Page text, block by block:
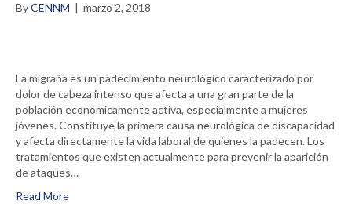
ByCENNM | marzo 2, 2018
La migraña es un padecimiento neurológico caracterizado por
dolor de cabeza intenso que afecta a una gran parte de la
población económicamente activa, especialmente a mujeres
jóvenes. Constituye la primera causa neurológica de discapacidad
y afecta directamente la vida laboral de quienes la padecen. Los
tratamientos que existen actualmente para prevenir la aparición
de ataques…
Read More